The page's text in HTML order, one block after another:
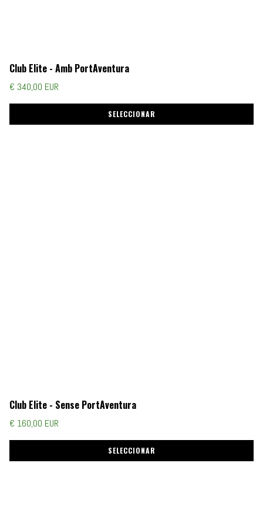
Club Elite - Amb PortAventura
€ 340,00 EUR
SELECCIONAR
Club Elite - Sense PortAventura
€ 160,00 EUR
SELECCIONAR